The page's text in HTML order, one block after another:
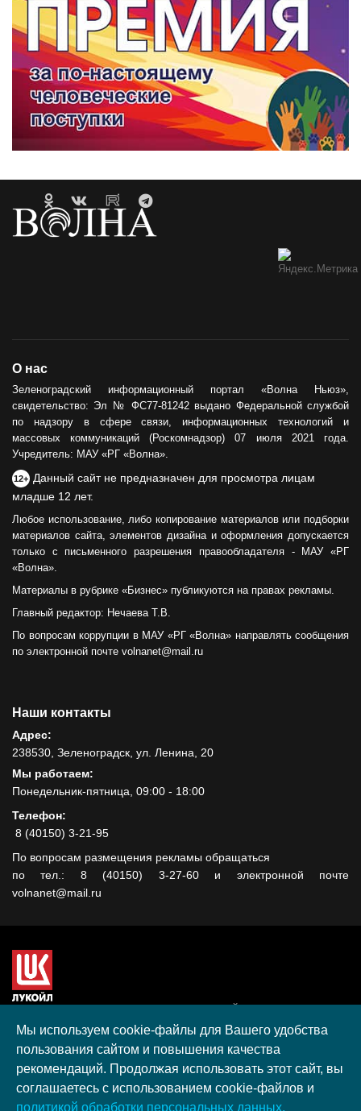
О нас
Зеленоградский информационный портал «Волна Ньюз»,
свидетельство: Эл № ФС77-81242 выдано Федеральной службой
по надзору в сфере связи, информационных технологий и
массовых коммуникаций (Роскомнадзор) 07 июля 2021 года.
Учредитель: МАУ «РГ «Волна».
12+ Данный сайт не предназначен для просмотра лицам
младше 12 лет.
Любое использование, либо копирование материалов или подборки
материалов сайта, элементов дизайна и оформления допускается
только с письменного разрешения правообладателя - МАУ «РГ
«Волна».
Материалы в рубрике «Бизнес» публикуются на правах рекламы.
Главный редактор: Нечаева Т.В.
По вопросам коррупции в МАУ «РГ «Волна» направлять сообщения
по электронной почте volnanet@mail.ru
Наши контакты
Адрес:
238530, Зеленоградск, ул. Ленина, 20
Мы работаем:
Понедельник-пятница, 09:00 - 18:00
Телефон:
8 (40150) 3-21-95
По вопросам размещения рекламы обращаться
по тел.: 8 (40150) 3-27-60 и электронной почте
volnanet@mail.ru
гранта, полученного в рамках XIII Конкурса социальных и
культурных проектов ПАО "ЛУКОЙЛ" на территории
Калининградской области в 2020 году
Согласие на обработку персональных данных
Разработка, поддержка и продвижение S-Media group
Мы используем cookie-файлы для Вашего удобства
пользования сайтом и повышения качества
рекомендаций. Продолжая использовать этот сайт, вы
соглашаетесь с использованием cookie-файлов и
политикой обработки персональных данных.